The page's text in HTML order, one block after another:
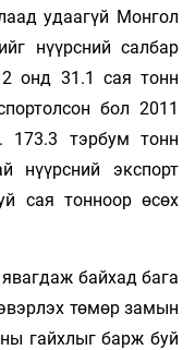
удаагүй Монгол
нүүрсний салбар
онд 31.1 сая тонн
бол 2011
173.3 тэрбум тонн
нүүрсний экспорт
сая тонноор өсөх
байхад бага
төмөр замын
гайхлыг барж буй